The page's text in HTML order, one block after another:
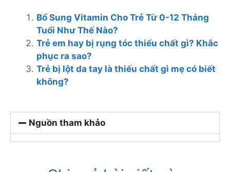
Bổ Sung Vitamin Cho Trẻ Từ 0-12 Tháng
Tuổi Như Thế Nào?
Trẻ em hay bị rụng tóc thiếu chất gì? Khắc
phục ra sao?
Trẻ bị lột da tay là thiếu chất gì mẹ có biết
không?
Nguồn tham khảo